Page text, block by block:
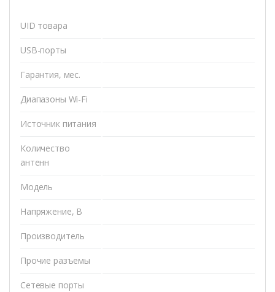
UID товара
USB-порты
Гарантия, мес.
Диапазоны Wi-Fi
Источник питания
Количество
антенн
Модель
Напряжение, В
Производитель
Прочие разъемы
Сетевые порты